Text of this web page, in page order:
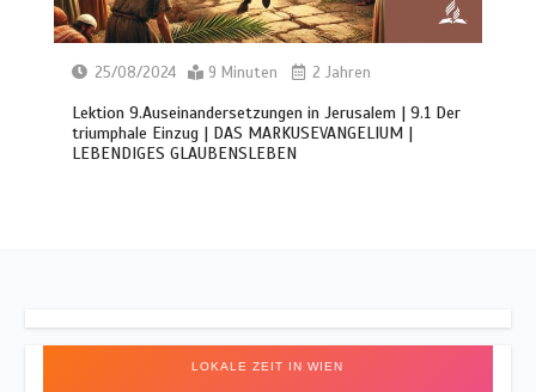
25/08/2024 9 Minuten 2 Jahren
Lektion 9.Auseinandersetzungen in Jerusalem | 9.1 Der
triumphale Einzug | DAS MARKUSEVANGELIUM |
LEBENDIGES GLAUBENSLEBEN
LOKALE ZEIT IN WIEN